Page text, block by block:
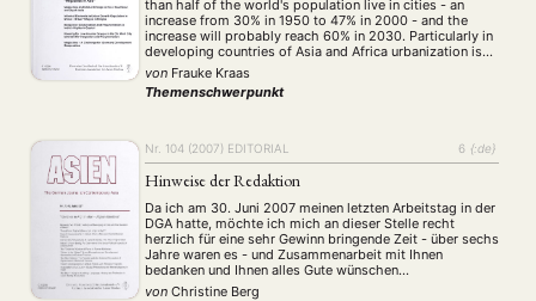
Aktuelles von unseren Mitgliedern (4) Art (5) ASIEN (Zeitschrift)
Auszeichnung (12) Bericht (128) Bildung (22) Calls for… (1291)
Cinema (4) DGA Diskussion Fellowship Forschung
Geografie (2) Geschichte (93) Gesellschaft
Kunst
Philosophie (12) Politik (417) Politikwissenschaften Praktikum (8)
Präsentation (13) Programm (5)
Religion (75)
Stellenausschreibung (664) Stipendium (53) Studium (21)
Summer School (10) Symposium (32) Tagung (500) Tourismus (14)
Umwelt (45) Veranstaltung (788) Webinar (28) Wirtschaft
Workshop
than half of the world's population live in cities - an
increase from 30% in 1950 to 47% in 2000 - and the
increase will probably reach 60% in 2030. Particularly in
developing countries of Asia and Africa urbanization is
proceeding rapidly. Megacities, i.e. cities …
von Frauke Kraas
Themenschwerpunkt
Nr. 104 (2007) EDITORIAL 6 {:de}
Hinweise der Redaktion
Da ich am 30. Juni 2007 meinen letzten Arbeitstag in der
DGA hatte, möchte ich mich an dieser Stelle recht
herzlich für eine sehr Gewinn bringende Zeit - über sechs
Jahre waren es - und Zusammenarbeit mit Ihnen
bedanken und Ihnen alles Gute wünschen…
von Christine Berg